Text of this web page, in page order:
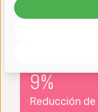
9%
Reducción